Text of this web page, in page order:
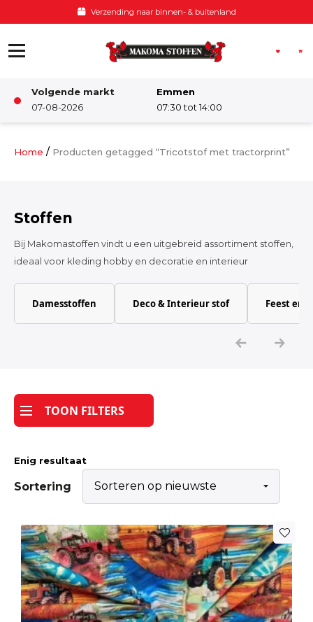
Voor 12:00 besteld, zelfde dag verzonden
Volgende markt
07-08-2026
Emmen
07:30 tot 14:00
Damesstoffen
Katoen
Tijdpakker stof
Home / Producten getagged “Tricotstof met tractorprint”
Stoffen
Bij Makomastoffen vindt u een uitgebreid assortiment stoffen,
ideaal voor kleding hobby en decoratie en interieur
Damesstoffen Deco & Interieur stof Feest en
TOON FILTERS
Enig resultaat
Sortering